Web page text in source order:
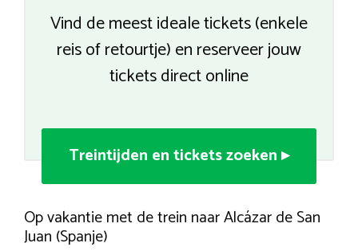
Vind de meest ideale tickets (enkele
reis of retourtje) en reserveer jouw
tickets direct online
Treintijden en tickets zoeken ▸
Op vakantie met de trein naar Alcázar de San
Juan (Spanje)